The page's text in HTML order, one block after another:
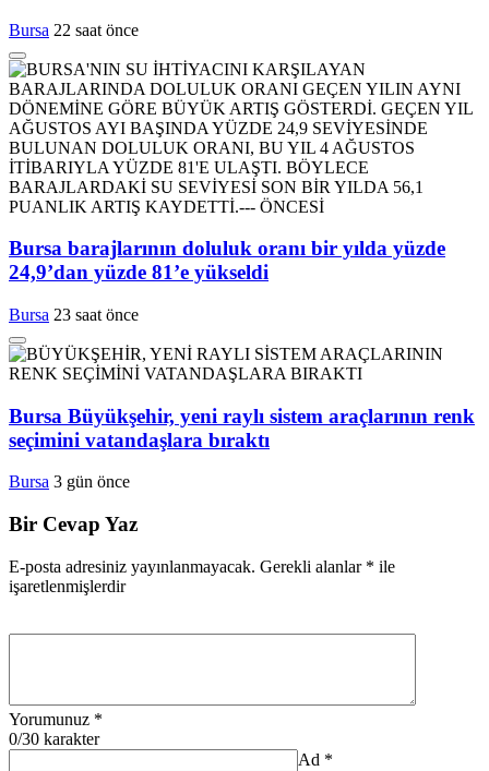
Bursa 22 saat önce
Bursa barajlarının doluluk oranı bir yılda yüzde
24,9’dan yüzde 81’e yükseldi
Bursa 23 saat önce
Bursa Büyükşehir, yeni raylı sistem araçlarının renk
seçimini vatandaşlara bıraktı
Bursa 3 gün önce
Bir Cevap Yaz
E-posta adresiniz yayınlanmayacak. Gerekli alanlar * ile
işaretlenmişlerdir
Yorumunuz *
0/30 karakter
Ad *